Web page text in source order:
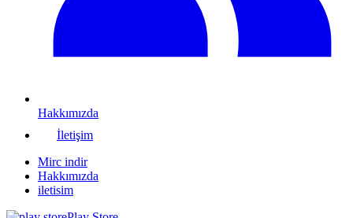
Hakkımızda
İletişim
Mirc indir
Hakkımızda
iletisim